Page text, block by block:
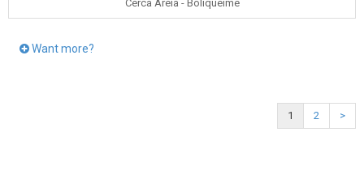
Cerca Areia - Boliqueime
Want more?
1 2 >